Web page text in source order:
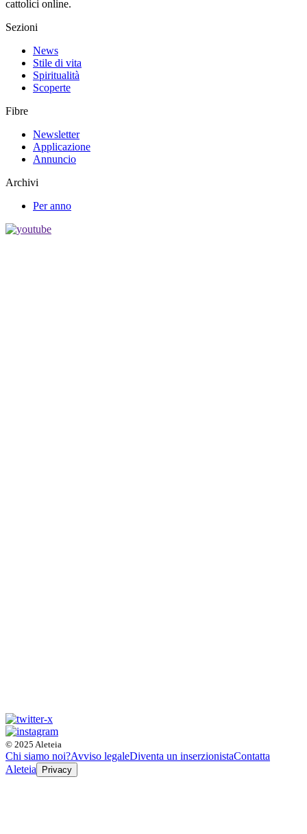
cattolici online.
Sezioni
News
Stile di vita
Spiritualità
Scoperte
Fibre
Newsletter
Applicazione
Annuncio
Archivi
Per anno
© 2025 Aleteia
Chi siamo noi?Avviso legaleDiventa un inserzionistaContatta
Aleteia
Privacy